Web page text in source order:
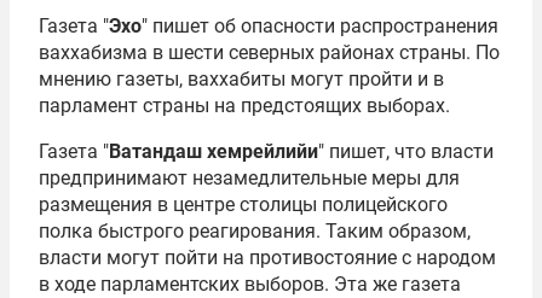
Газета "Эхо" пишет об опасности распространения
ваххабизма в шести северных районах страны. По
мнению газеты, ваххабиты могут пройти и в
парламент страны на предстоящих выборах.
Газета "Ватандаш хемрейлийи" пишет, что власти
предпринимают незамедлительные меры для
размещения в центре столицы полицейского
полка быстрого реагирования. Таким образом,
власти могут пойти на противостояние с народом
в ходе парламентских выборов. Эта же газета